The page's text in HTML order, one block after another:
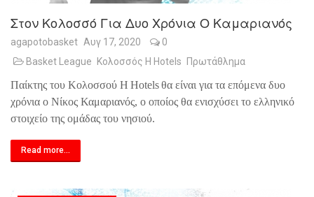
Στον Κολοσσό Για Δυο Χρόνια Ο Καμαριανός
agapotobasket Αυγ 17, 2020
0
Basket League
Κολοσσός H Hotels Πρωτάθλημα
Παίκτης του Κολοσσού H Hotelsθα είναι για τα επόμενα δυο
χρόνια ο Νίκος Καμαριανός, ο οποίος θα ενισχύσει το ελληνικό
στοιχείο της ομάδας του νησιού.
Read more...